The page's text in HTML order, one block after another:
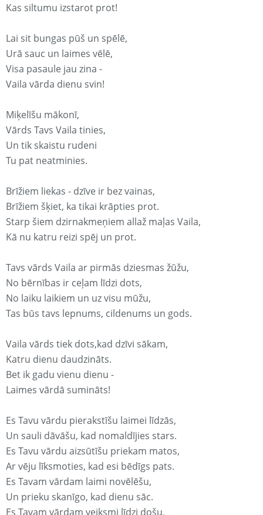
Kas siltumu izstarot prot!
Lai sit bungas pūš un spēlē,
Urā sauc un laimes vēlē,
Visa pasaule jau zina -
Vaila vārda dienu svin!
Miķelīšu mākonī,
Vārds Tavs Vaila tinies,
Un tik skaistu rudeni
Tu pat neatminies.
Brīžiem liekas - dzīve ir bez vainas,
Brīžiem šķiet, ka tikai krāpties prot.
Starp šiem dzirnakmeņiem allaž maļas Vaila,
Kā nu katru reizi spēj un prot.
Tavs vārds Vaila ar pirmās dziesmas žūžu,
No bērnības ir ceļam līdzi dots,
No laiku laikiem un uz visu mūžu,
Tas būs tavs lepnums, cildenums un gods.
Vaila vārds tiek dots,kad dzīvi sākam,
Katru dienu daudzināts.
Bet ik gadu vienu dienu -
Laimes vārdā sumināts!
Es Tavu vārdu pierakstīšu laimei līdzās,
Un sauli dāvāšu, kad nomaldījies stars.
Es Tavu vārdu aizsūtīšu priekam matos,
Ar vēju līksmoties, kad esi bēdīgs pats.
Es Tavam vārdam laimi novēlēšu,
Un prieku skanīgo, kad dienu sāc.
Es Tavam vārdam veiksmi līdzi došu,